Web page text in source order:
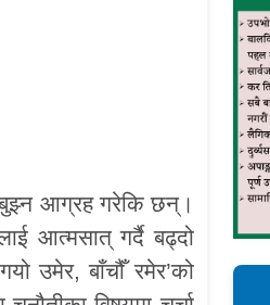
बुझ्न आग्रह गरेकि छन्।
आत्मसात् गर्दै बढ्दो
उमेर, बाँचौँ रमेर’को